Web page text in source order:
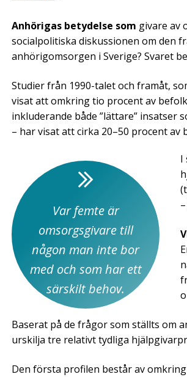
Anhörigas betydelse som givare av
socialpolitiska diskussionen om den
anhörigomsorgen i Sverige? Svaret
Studier från 1990-talet och framåt,
visat att omkring tio procent av
inkluderande både ”lättare” insatser
– har visat att cirka 20–50 procent
I
Var femte är
omsorgsgivare till
någon man inte bor
med och som har ett
särskilt behov.
Baserat på de frågor som ställts om
urskilja tre relativt tydliga
Den första profilen består av